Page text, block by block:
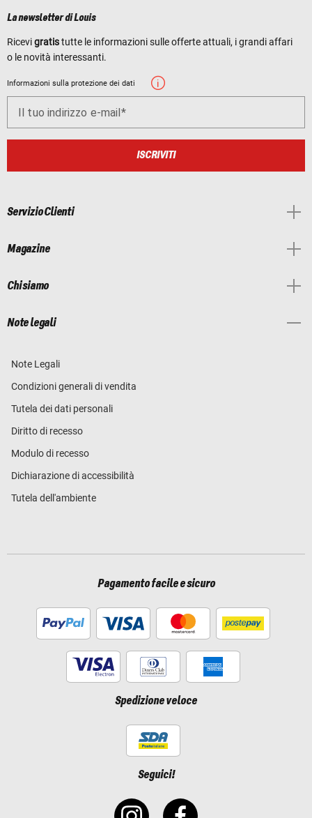
La newsletter di Louis
Ricevigratistutte le informazioni sulle offerte attuali, i grandi affari
o le novità interessanti.
Informazioni sulla protezione dei dati
Il tuo indirizzo e-mail
ISCRIVITI
Servizio Clienti
Magazine
Chi siamo
Note legali
Note Legali
Condizioni generali di vendita
Tutela dei dati personali
Diritto di recesso
Modulo di recesso
Dichiarazione di accessibilità
Tutela dell'ambiente
Pagamento facile e sicuro
Spedizione veloce
Seguici!